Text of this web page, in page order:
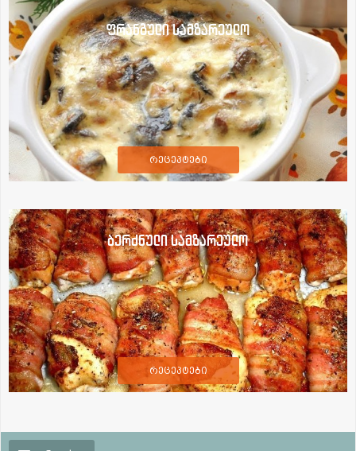
ფრანგული სამზარეულო
რეცეპტები
ბერძნული სამზარეულო
რეცეპტები